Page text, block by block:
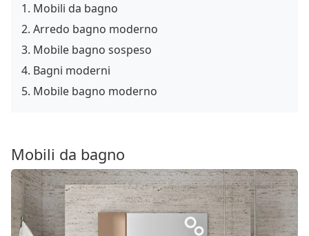
Mobili da bagno
Arredo bagno moderno
Mobile bagno sospeso
Bagni moderni
Mobile bagno moderno
Mobili da bagno